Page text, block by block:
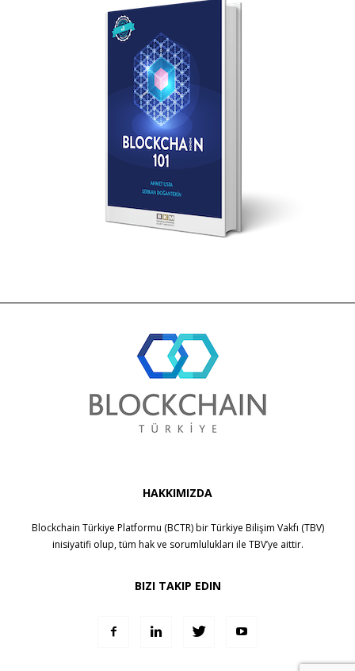
HAKKIMIZDA
Blockchain Türkiye Platformu (BCTR) birTürkiye Bilişim Vakfı (TBV)
inisiyatifi olup, tüm hak ve sorumlulukları ile TBV’ye aittir.
BIZI TAKIP EDIN